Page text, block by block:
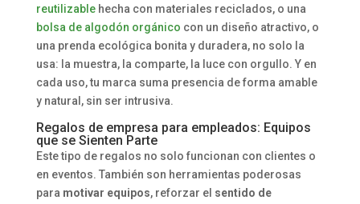
reutilizablehecha con materiales reciclados, o una
bolsa de algodón orgánico con un diseño atractivo, o
una prenda ecológica bonita y duradera, no solo la
usa: la muestra, la comparte, la luce con orgullo. Y en
cada uso, tu marca suma presencia de forma amable
y natural, sin ser intrusiva.
Regalos de empresa para empleados: Equipos
que se Sienten Parte
Este tipo de regalos no solo funcionan con clientes o
en eventos. También son herramientas poderosas
para motivar equipos, reforzar el sentido de